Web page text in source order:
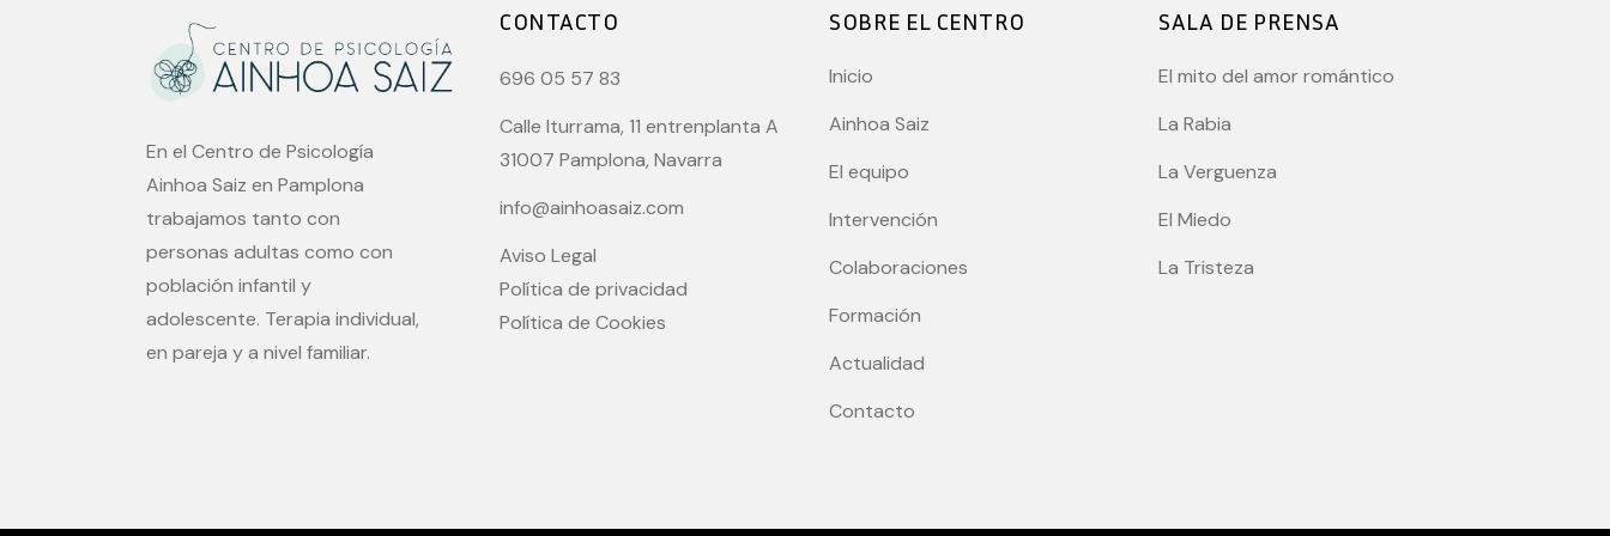
En el Centro de Psicología
Ainhoa Saiz en Pamplona
trabajamos tanto con
personas adultas como con
población infantil y
adolescente. Terapia individual,
en pareja y a nivel familiar.
CONTACTO
696 05 57 83
Calle Iturrama, 11 entrenplanta A
31007 Pamplona, Navarra
info@ainhoasaiz.com
Aviso Legal
Política de privacidad
Política de Cookies
SOBRE EL CENTRO
Inicio
Ainhoa Saiz
El equipo
Intervención
Colaboraciones
Formación
Actualidad
Contacto
SALA DE PRENSA
El mito del amor romántico
La Rabia
La Verguenza
El Miedo
La Tristeza